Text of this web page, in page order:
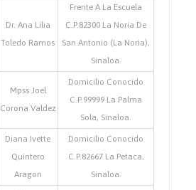
Dr. Ana Lilia
Toledo Ramos
Frente A La Escuela
C.P.82300 La Noria De
San Antonio (La Noria),
Sinaloa.
Mpss Joel
Corona Valdez
Domicilio Conocido
C.P.99999 La Palma
Sola, Sinaloa.
Diana Ivette
Quintero
Aragon
Domicilio Conocido
C.P.82667 La Petaca,
Sinaloa.